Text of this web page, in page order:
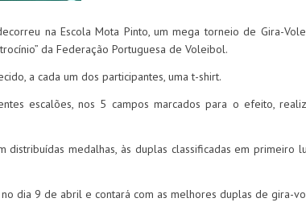
na Escola Mota Pinto, um mega torneio de Gira-
da Federação Portuguesa de Voleibol.
a cada um dos participantes, uma t-shirt.
escalões, nos 5 campos marcados para o efeito,
distribuídas medalhas, às duplas classificadas em primeiro
dia 9 de abril e contará com as melhores duplas de gira-